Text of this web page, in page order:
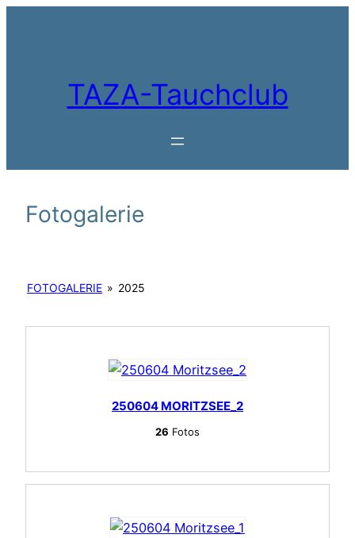
TAZA-Tauchclub
Fotogalerie
FOTOGALERIE » 2025
250604 MORITZSEE_2
26 Fotos